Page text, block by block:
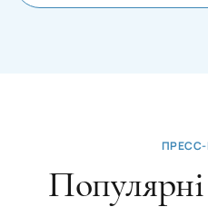
Популярні